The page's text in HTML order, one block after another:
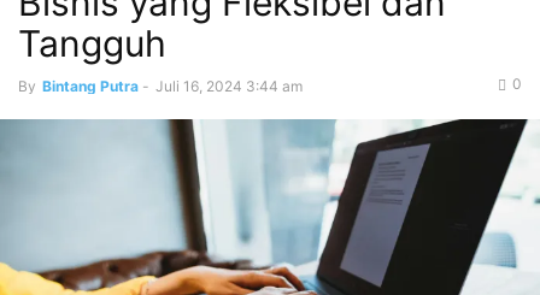
Tangguh
By Bintang Putra - Juli 16, 2024 3:44 am 0